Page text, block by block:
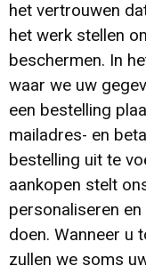
Spellen voor
Veiligheid, Auto
Vrije tijd en
Heuptassen
Matrozentassen
Laptop hoezen
Rugzakken
Reistassen
Jassen
Broeken en
T-Shirts
Caps, Hoeden
Schorten en
Bodywarmers
het vertrouwen
het werk stellen
beschermen. In
waar we uw
een bestelling
mailadres- en
bestelling uit te
aankopen stelt
personaliseren
doen. Wanneer u
zullen we soms